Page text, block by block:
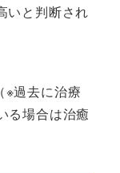
いと判断され
※過去に治療
る場合は治癒